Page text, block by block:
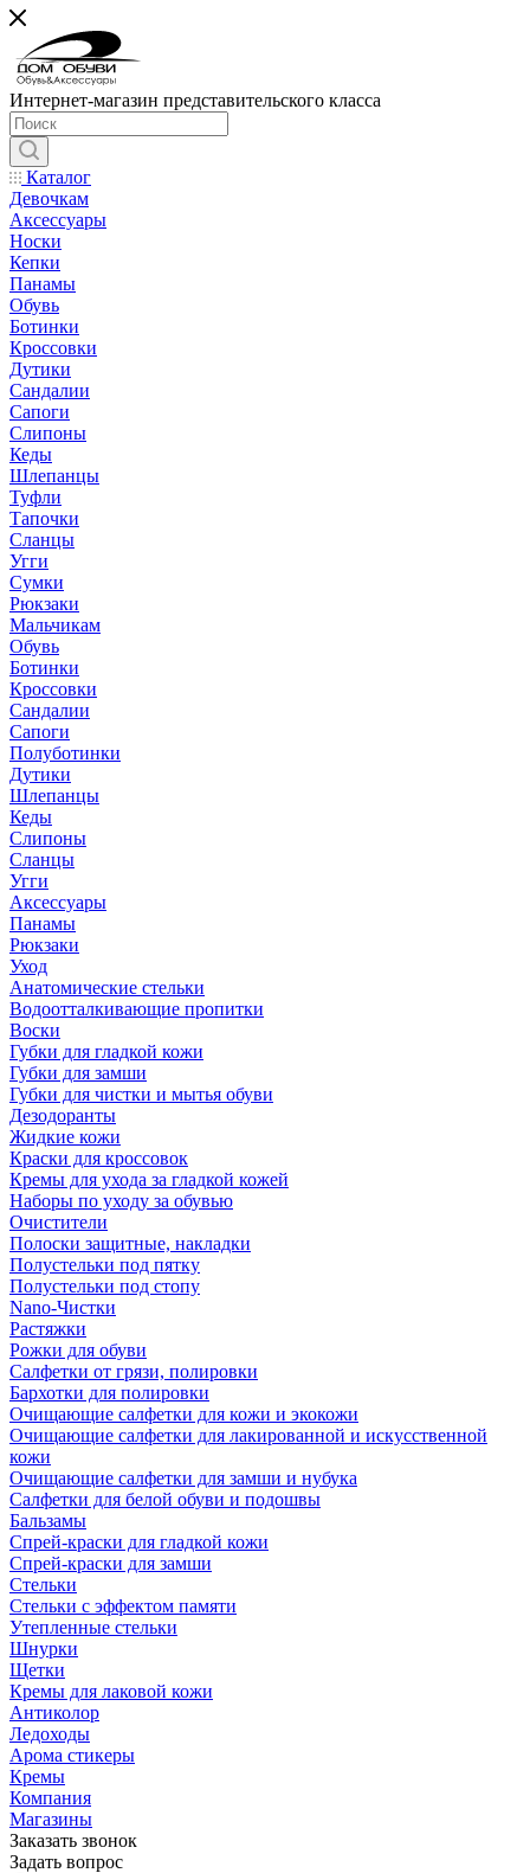
Интернет-магазин представительского класса
Каталог
Девочкам
Аксессуары
Носки
Кепки
Панамы
Обувь
Ботинки
Кроссовки
Дутики
Сандалии
Сапоги
Слипоны
Кеды
Шлепанцы
Туфли
Тапочки
Сланцы
Угги
Сумки
Рюкзаки
Мальчикам
Обувь
Ботинки
Кроссовки
Сандалии
Сапоги
Полуботинки
Дутики
Шлепанцы
Кеды
Слипоны
Сланцы
Угги
Аксессуары
Панамы
Рюкзаки
Уход
Анатомические стельки
Водоотталкивающие пропитки
Воски
Губки для гладкой кожи
Губки для замши
Губки для чистки и мытья обуви
Дезодоранты
Жидкие кожи
Краски для кроссовок
Кремы для ухода за гладкой кожей
Наборы по уходу за обувью
Очистители
Полоски защитные, накладки
Полустельки под пятку
Полустельки под стопу
Nano-Чистки
Растяжки
Рожки для обуви
Салфетки от грязи, полировки
Бархотки для полировки
Очищающие салфетки для кожи и экокожи
Очищающие салфетки для лакированной и искусственной
кожи
Очищающие салфетки для замши и нубука
Салфетки для белой обуви и подошвы
Бальзамы
Спрей-краски для гладкой кожи
Спрей-краски для замши
Стельки
Стельки с эффектом памяти
Утепленные стельки
Шнурки
Щетки
Кремы для лаковой кожи
Антиколор
Ледоходы
Арома стикеры
Кремы
Компания
Магазины
Заказать звонок
Задать вопрос